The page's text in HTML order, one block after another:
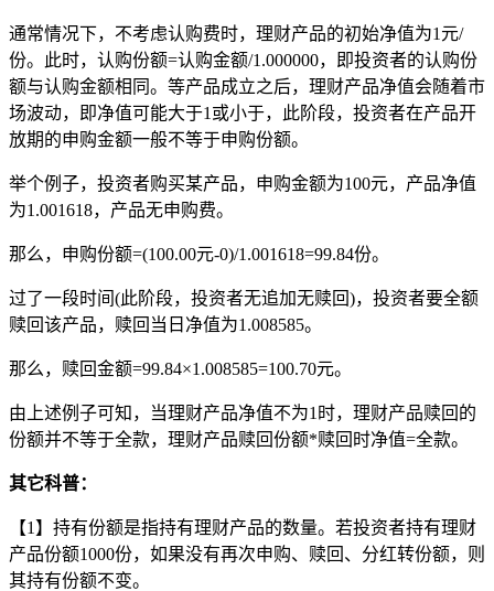
通常情况下，不考虑认购费时，理财产品的初始净值为1元/
份。此时，认购份额=认购金额/1.000000，即投资者的认购份
额与认购金额相同。等产品成立之后，理财产品净值会随着市
场波动，即净值可能大于1或小于，此阶段，投资者在产品开
放期的申购金额一般不等于申购份额。
举个例子，投资者购买某产品，申购金额为100元，产品净值
为1.001618，产品无申购费。
那么，申购份额=(100.00元-0)/1.001618=99.84份。
过了一段时间(此阶段，投资者无追加无赎回)，投资者要全额
赎回该产品，赎回当日净值为1.008585。
那么，赎回金额=99.84×1.008585=100.70元。
由上述例子可知，当理财产品净值不为1时，理财产品赎回的
份额并不等于全款，理财产品赎回份额*赎回时净值=全款。
其它科普：
【1】持有份额是指持有理财产品的数量。若投资者持有理财
产品份额1000份，如果没有再次申购、赎回、分红转份额，则
其持有份额不变。